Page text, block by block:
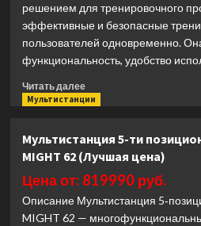
(Лучшая
цена)
решением для тренировочного
эффективные и безопасные
пользователей одновременно.
функциональность, удобство
Читать далееПрочитать
больше
4-
х
стековая
Intenza
CABLE
STATION
Мультистанции
Мультистанция 5-ти
MIGHT 62 (Лучшая цена)
Цена от: 819990 руб.
Описание Мультистанция
MIGHT 62 —